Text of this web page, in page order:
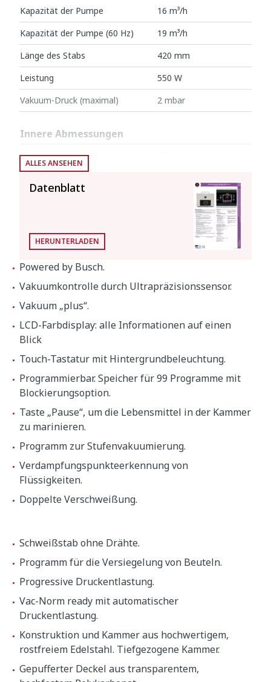
Kapazität der Pumpe
16 m³/h
Kapazität der Pumpe (60 Hz)
19 m³/h
Länge des Stabs
420 mm
Leistung
550 W
Vakuum-Druck (maximal)
2 mbar
Innere Abmessungen
Breite
Aussenabmessungen
Hohe
Nettogewicht
Geräuschpetel (1 m. Abstand)
75 dB(A)
Grundgeräusch
32 dB(A)
Crated dimensions
600 x 600 x 610 mm
Bruttogewicht
ALLES ANSEHEN
Datenblatt
HERUNTERLADEN
Powered by Busch.
Vakuumkontrolle durch Ultrapräzisionssensor.
Vakuum „plus“.
LCD-Farbdisplay: alle Informationen auf einen
Blick
Touch-Tastatur mit Hintergrundbeleuchtung.
Programmierbar. Speicher für 99 Programme mit
Blockierungsoption.
Taste „Pause“, um die Lebensmittel in der Kammer
zu marinieren.
Programm zur Stufenvakuumierung.
Verdampfungspunkteerkennung von
Flüssigkeiten.
Doppelte Verschweißung.
Schweißstab ohne Drähte.
Programm für die Versiegelung von Beuteln.
Progressive Druckentlastung.
Vac-Norm ready mit automatischer
Druckentlastung.
Konstruktion und Kammer aus hochwertigem,
rostfreiem Edelstahl. Tiefgezogene Kammer.
Gepufferter Deckel aus transparentem,